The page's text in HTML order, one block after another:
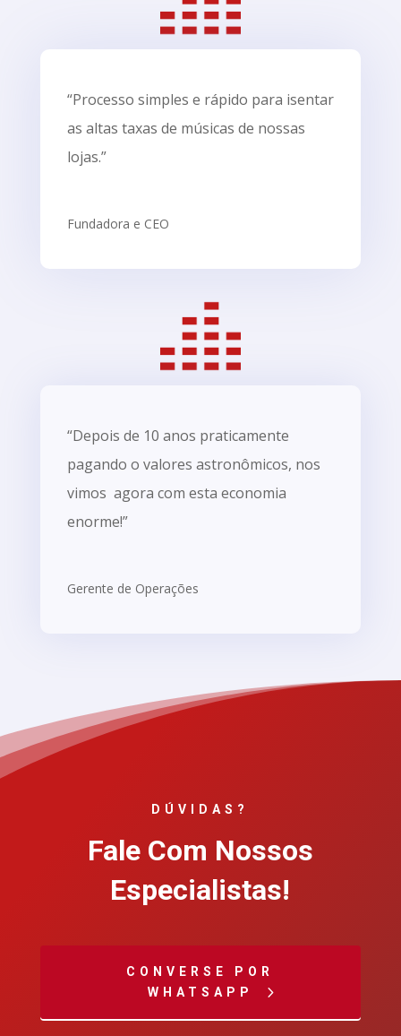
“Processo simples e rápido para isentar
as altas taxas de músicas de nossas
lojas.”
Fundadora e CEO
“Depois de 10 anos praticamente
pagando o valores astronômicos, nos
vimos agora com esta economia
enorme!”
Gerente de Operações
DÚVIDAS ?
Fale Com Nossos
Especialistas!
CONVERSE POR
WHATSAPP